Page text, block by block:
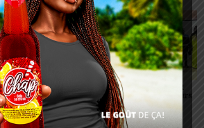
SOCIÉTÉ
Glory Night 2026: Sonnie
Badu fait chanter des
milliers de personnes à
Lomé
SOCIÉTÉ
Vogan : AGRI-ESPOIR
récompense les meilleurs
talents